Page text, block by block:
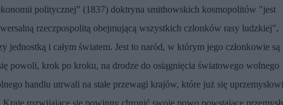
politycznej” (1837) doktryna smithowskich kosmopolitów "jest
rzeczpospolitą obejmującą wszystkich członków rasy ludzkiej",
i całym światem. Jest to naród, w którym jego członkowie są
powoli, krok po kroku, na drodze do osiągnięcia światowego wolnego
handlu utrwali na stałe przewagi krajów, które już się
rozwijające się powinny chronić swoje nowo powstające